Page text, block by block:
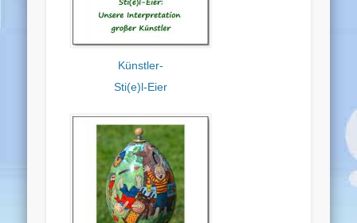
Künstler-
Sti(e)l-Eier